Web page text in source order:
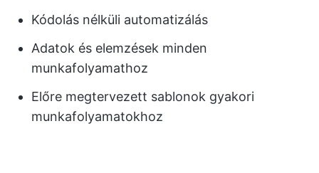
Kódolás nélküli automatizálás
Adatok és elemzések minden
munkafolyamathoz
Előre megtervezett sablonok gyakori
munkafolyamatokhoz